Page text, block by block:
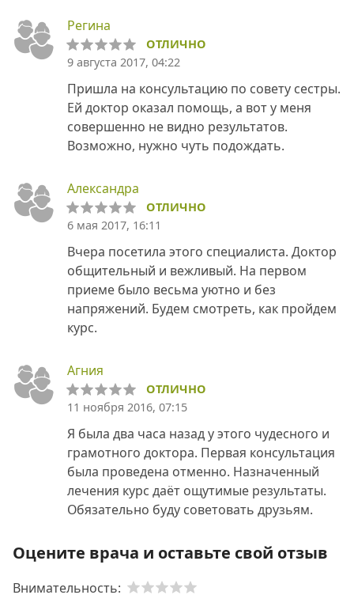
Регина
ОТЛИЧНО
9 августа 2017, 04:22
Пришла на консультацию по совету сестры.
Ей доктор оказал помощь, а вот у меня
совершенно не видно результатов.
Возможно, нужно чуть подождать.
Александра
ОТЛИЧНО
6 мая 2017, 16:11
Вчера посетила этого специалиста. Доктор
общительный и вежливый. На первом
приеме было весьма уютно и без
напряжений. Будем смотреть, как пройдем
курс.
Агния
ОТЛИЧНО
11 ноября 2016, 07:15
Я была два часа назад у этого чудесного и
грамотного доктора. Первая консультация
была проведена отменно. Назначенный
лечения курс даёт ощутимые результаты.
Обязательно буду советовать друзьям.
Оцените врача и оставьте свой отзыв
Внимательность: